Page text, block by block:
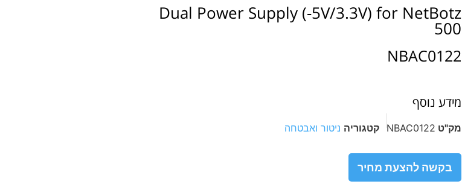
Dual Power Supply (-5V/3.3V) for NetBotz
500
NBAC0122
מידע נוסף
מק"ט NBAC0122 קטגוריה ניטור ואבטחה
בקשה להצעת מחיר